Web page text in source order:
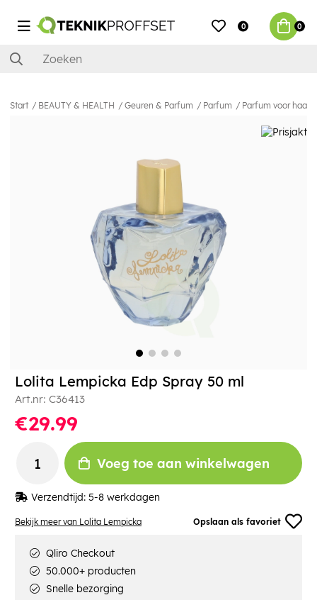
0 0
Start BEAUTY & HEALTH Geuren & Parfum Parfum Parfum voor haar
Bekijk meer van Lolita Lempicka Opslaan als favoriet
Lolita Lempicka Edp Spray 50 ml
Art.nr: C36413
€29.99
Voeg toe aan winkelwagen
Verzendtijd: 5-8 werkdagen
Qliro Checkout
50.000+ producten
Snelle bezorging